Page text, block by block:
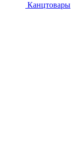
Канцтовары